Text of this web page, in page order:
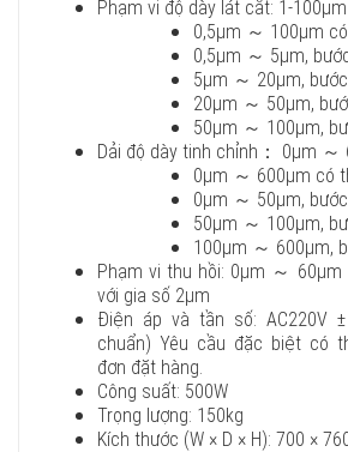
Phạm vi độ dày lát cắt: 1-100μm
0,5μm ～ 100μm
0,5μm ～ 5μm,
5μm ～ 20μm,
20μm ～ 50μm,
50μm ～ 100μm,
Dải độ dày tinh chỉnh： 0μm ～
0μm ～ 600μm có
0μm ～ 50μm,
50μm ～ 100μm,
100μm ～ 600μm,
Phạm vi thu hồi: 0μm ～ 60μm
với gia số 2μm
Điện áp và tần số: AC220V ±
chuẩn) Yêu cầu đặc biệt có
đơn đặt hàng.
Công suất: 500W
Trọng lượng: 150kg
Kích thước (W × D × H): 700 ×